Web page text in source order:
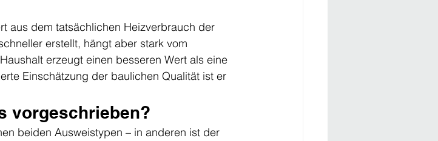
aus dem tatsächlichen Heizverbrauch der
erstellt, hängt aber stark vom
erzeugt einen besseren Wert als eine
Einschätzung der baulichen Qualität ist er
vorgeschrieben?
beiden Ausweistypen – in anderen ist der